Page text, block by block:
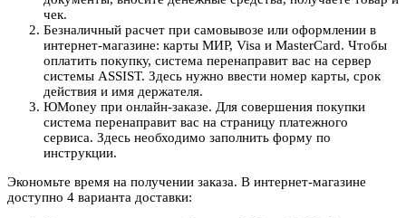
чек.
Безналичный расчет при самовывозе или оформлении в
интернет-магазине: карты МИР, Visa и MasterCard. Чтобы
оплатить покупку, система перенаправит вас на сервер
системы ASSIST. Здесь нужно ввести номер карты, срок
действия и имя держателя.
ЮMoney при онлайн-заказе. Для совершения покупки
система перенаправит вас на страницу платежного
сервиса. Здесь необходимо заполнить форму по
инструкции.
Экономьте время на получении заказа. В интернет-магазине
доступно 4 варианта доставки: